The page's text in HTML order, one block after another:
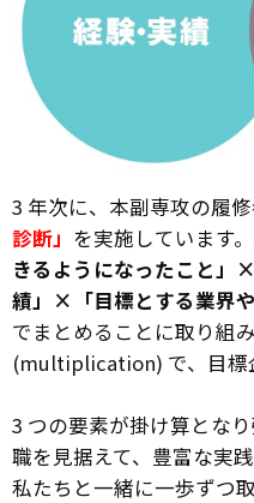
3 年次に、本副専攻の履
診断」 を実施しています
きるようになったこと」
績」×「目標とする業界や
でまとめることに取り組
(multiplication) で、目標
3 つの要素が掛け算とな
職を見据えて、豊富な実
私たちと一緒に一歩ずつ